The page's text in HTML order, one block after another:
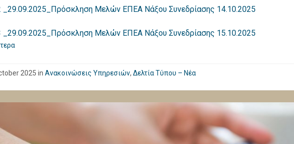
_29.09.2025_Πρόσκληση Μελών ΕΠΕΑ Νάξου Συνεδρίασης 14.10.2025
_29.09.2025_Πρόσκληση Μελών ΕΠΕΑ Νάξου Συνεδρίασης 15.10.2025
2025 in Ανακοινώσεις Υπηρεσιών, Δελτία Τύπου – Νέα